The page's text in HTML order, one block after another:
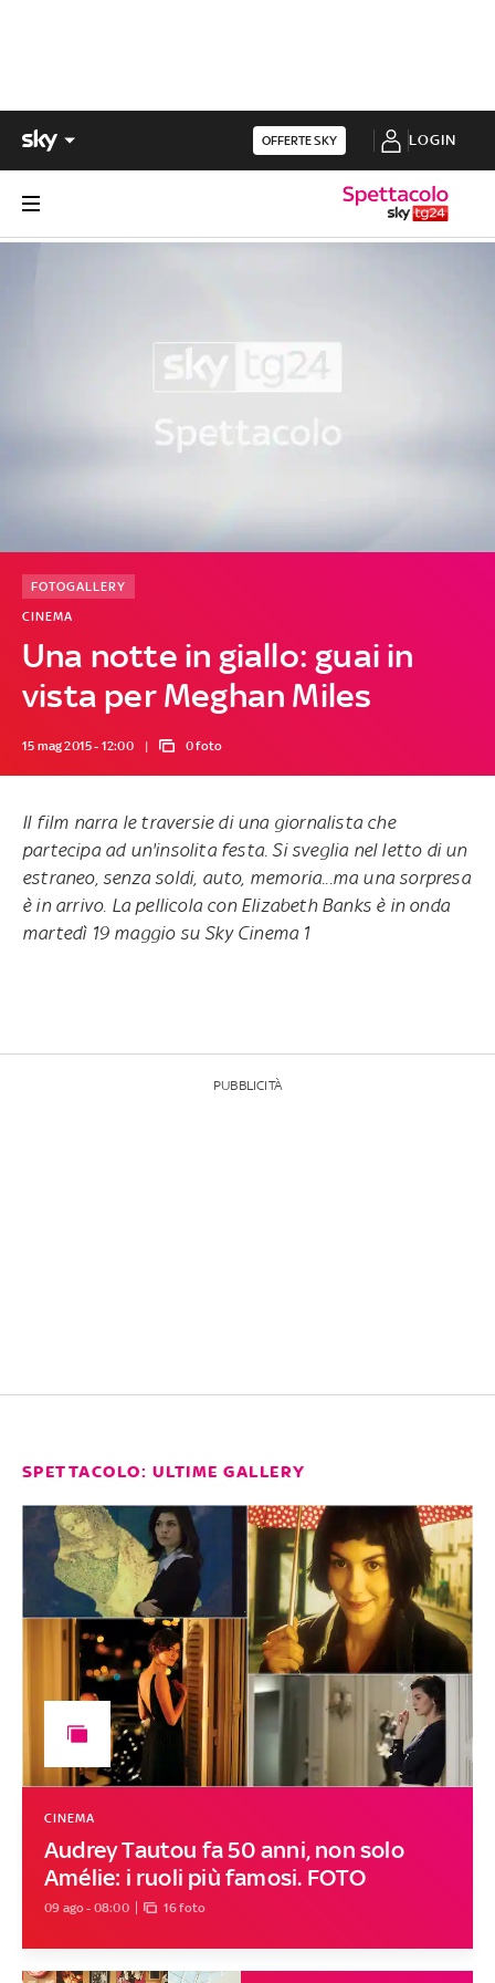
OFFERTE SKY LOGIN
Una notte in giallo: guai in
vista per Meghan Miles
CINEMA
FOTOGALLERY
15 mag 2015 - 12:00 0 foto
Il film narra le traversie di una giornalista che
partecipa ad un'insolita festa. Si sveglia nel letto di un
estraneo, senza soldi, auto, memoria...ma una sorpresa
è in arrivo. La pellicola con Elizabeth Banks è in onda
martedì 19 maggio su Sky Cinema 1
PUBBLICITÀ
SPETTACOLO: ULTIME GALLERY
Audrey Tautou fa 50 anni, non solo
Amélie: i ruoli più famosi. FOTO
CINEMA
09 ago - 08:00 16 foto